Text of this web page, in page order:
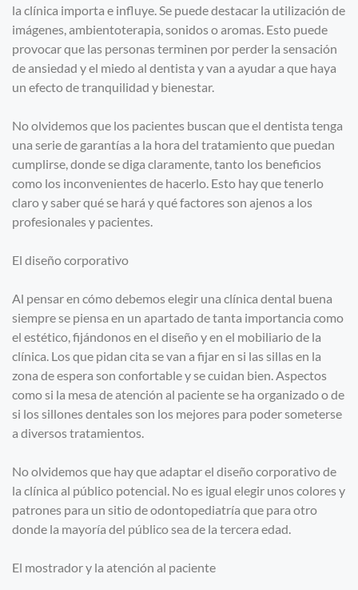
la clínica importa e influye. Se puede destacar la utilización de
imágenes, ambientoterapia, sonidos o aromas. Esto puede
provocar que las personas terminen por perder la sensación
de ansiedad y el miedo al dentista y van a ayudar a que haya
un efecto de tranquilidad y bienestar.
No olvidemos que los pacientes buscan que el dentista tenga
una serie de garantías a la hora del tratamiento que puedan
cumplirse, donde se diga claramente, tanto los beneficios
como los inconvenientes de hacerlo. Esto hay que tenerlo
claro y saber qué se hará y qué factores son ajenos a los
profesionales y pacientes.
El diseño corporativo
Al pensar en cómo debemos elegir una clínica dental buena
siempre se piensa en un apartado de tanta importancia como
el estético, fijándonos en el diseño y en el mobiliario de la
clínica. Los que pidan cita se van a fijar en si las sillas en la
zona de espera son confortable y se cuidan bien. Aspectos
como si la mesa de atención al paciente se ha organizado o de
si los sillones dentales son los mejores para poder someterse
a diversos tratamientos.
No olvidemos que hay que adaptar el diseño corporativo de
la clínica al público potencial. No es igual elegir unos colores y
patrones para un sitio de odontopediatría que para otro
donde la mayoría del público sea de la tercera edad.
El mostrador y la atención al paciente